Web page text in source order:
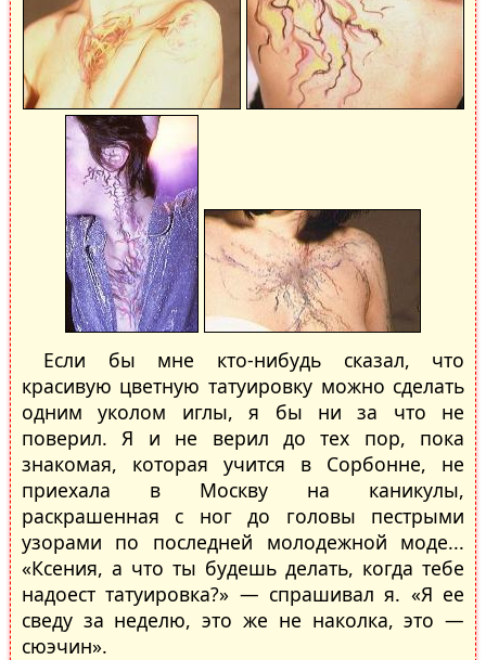
Если бы мне кто-нибудь сказал, что
красивую цветную татуировку можно сделать
одним уколом иглы, я бы ни за что не
поверил. Я и не верил до тех пор, пока
знакомая, которая учится в Сорбонне, не
приехала в Москву на каникулы,
раскрашенная с ног до головы пестрыми
узорами по последней молодежной моде...
«Ксения, а что ты будешь делать, когда тебе
надоест татуировка?» — спрашивал я. «Я ее
сведу за неделю, это же не наколка, это —
сюэчин».